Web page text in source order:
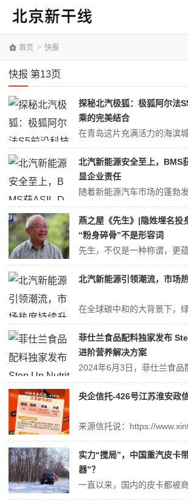
首页 > 快报
快报 第13页
探秘北汽极狐：极狐阿尔法
乘的完美结合
北汽新能源安全至上，BMS
显企业责任
燕之屋《先生》|隐姓埋名投
“粉身碎骨”不是形容词
北汽新能源引领潮流，市场
菲仕兰食品配料独家发布
进阶营养解决方案
央企信托-426号江苏淮安政
实力“搅局”，中国重汽皮卡
器”？